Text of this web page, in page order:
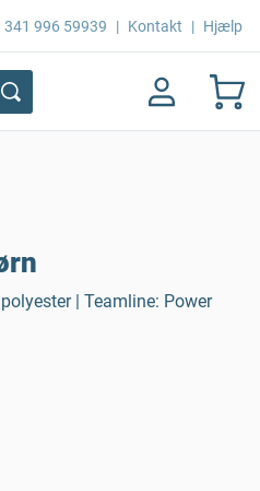
341 996 59939 | Kontakt | Hjælp
| Teamline: Power